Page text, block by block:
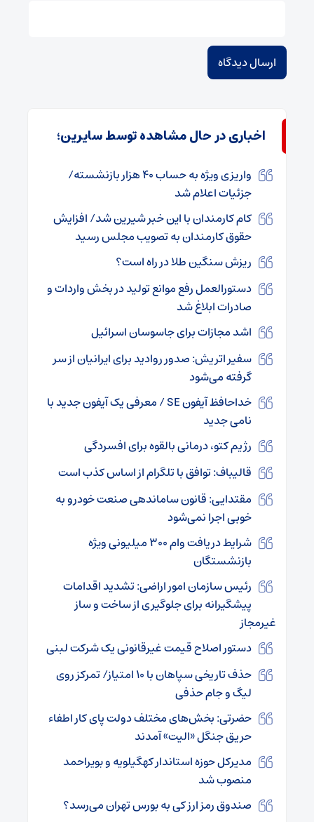
اخباری در حال مشاهده توسط سایرین؛
واریزی ویژه به حساب ۴۰ هزار بازنشسته/
جزئیات اعلام شد
کام کارمندان با این خبر شیرین شد/ افزایش
حقوق کارمندان به تصویب مجلس رسید
ریزش سنگین طلا در راه است؟
دستورالعمل رفع موانع تولید در بخش واردات و
صادرات ابلاغ شد
اشد مجازات برای جاسوسان اسرائیل
سفیر اتریش: صدور روادید برای ایرانیان از سر
گرفته می‌شود
خداحافظ آیفون SE / معرفی یک آیفون جدید با
نامی جدید
رژیم کتو، درمانی بالقوه برای افسردگی
قالیباف: توافق با تلگرام از اساس کذب است
مقتدایی: قانون ساماندهی صنعت خودرو به
خوبی اجرا نمی‌شود
شرایط دریافت وام ۳۰۰ میلیونی ویژه
بازنشستگان
رئیس سازمان امور اراضی: تشدید اقدامات
پیشگیرانه برای جلوگیری از ساخت و ساز
غیرمجاز
دستور اصلاح قیمت غیرقانونی یک شرکت لبنی
حذف تاریخی سپاهان با ۱۰ امتیاز/ تمرکز روی
لیگ و جام حذفی
حضرتی: بخش‌های مختلف دولت پای کار اطفاء
حریق جنگل‌ «الیت» آمدند
مدیرکل حوزه استاندار کهگیلویه و بویراحمد
منصوب شد
صندوق رمز ارز کی به بورس تهران می‌رسد؟